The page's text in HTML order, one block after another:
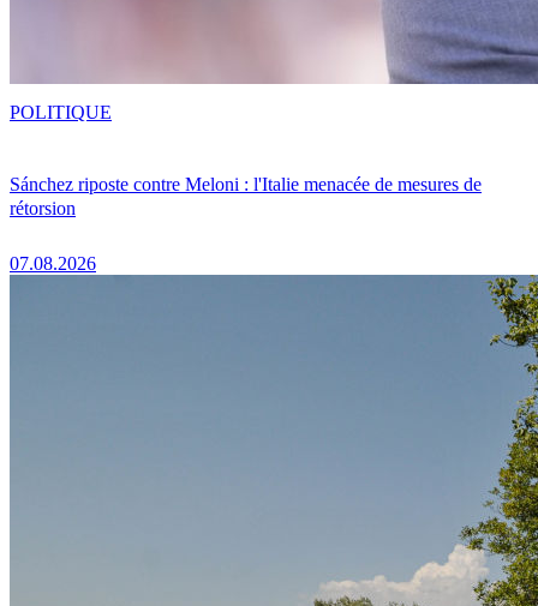
Sánchez riposte contre Meloni : l'Italie menacée de mesures de
rétorsion
07.08.2026
POLITIQUE